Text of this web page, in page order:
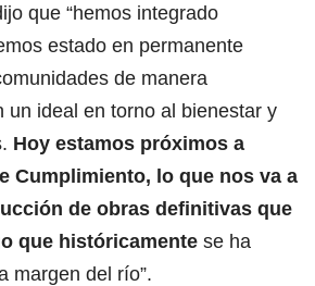
que “hemos integrado
estado en permanente
de manera
un ideal en torno al bienestar y
Hoy estamos próximos a
Cumplimiento, lo que nos va a
de obras definitivas que
que históricamente se ha
margen del río”.